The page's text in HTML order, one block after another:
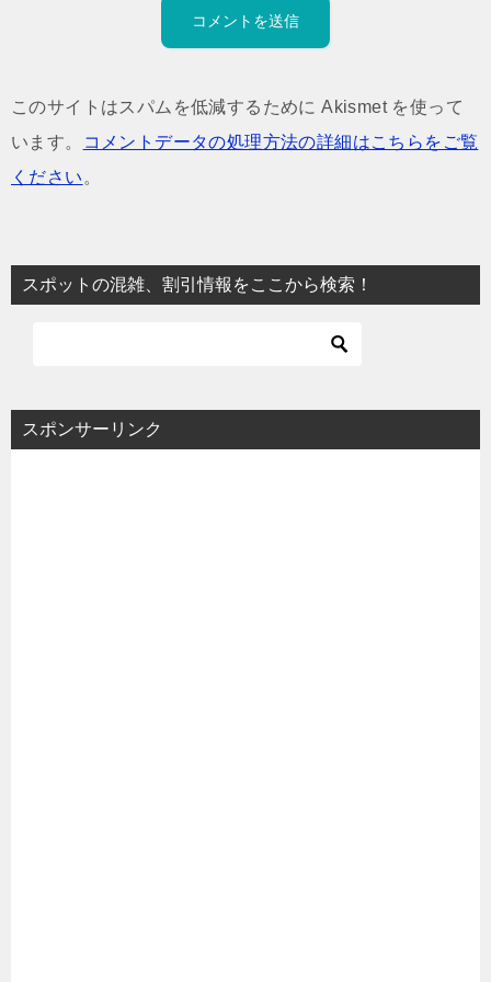
このサイトはスパムを低減するために Akismet を使って
います。
コメントデータの処理方法の詳細はこちらをご覧
ください 。
スポットの混雑、割引情報をここから検索！
スポンサーリンク